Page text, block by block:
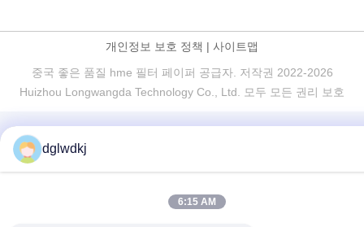
개인정보 보호 정책 | 사이트맵
중국 좋은 품질 hme 필터 페이퍼 공급자. 저작권 2022-2026
Huizhou Longwangda Technology Co., Ltd. 모두 모든 권리 보호
dglwdkj
6:15 AM